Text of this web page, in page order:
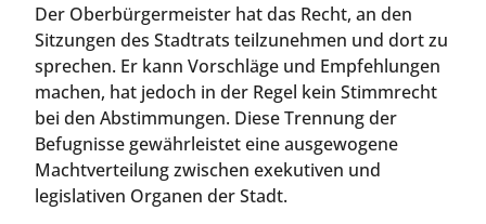
Der Oberbürgermeister hat das Recht, an den
Sitzungen des Stadtrats teilzunehmen und dort zu
sprechen. Er kann Vorschläge und Empfehlungen
machen, hat jedoch in der Regel kein Stimmrecht
bei den Abstimmungen. Diese Trennung der
Befugnisse gewährleistet eine ausgewogene
Machtverteilung zwischen exekutiven und
legislativen Organen der Stadt.